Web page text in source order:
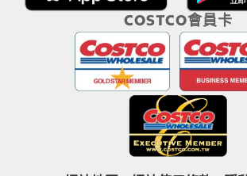
COSTCO會員卡